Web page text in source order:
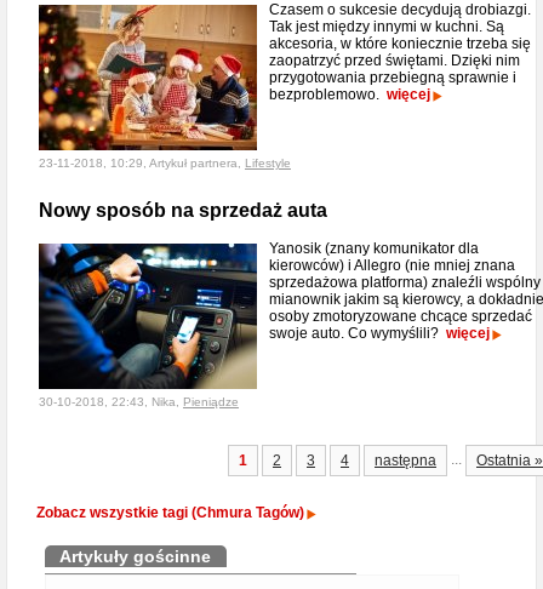
Czasem o sukcesie decydują drobiazgi.
Tak jest między innymi w kuchni. Są
akcesoria, w które koniecznie trzeba się
zaopatrzyć przed świętami. Dzięki nim
przygotowania przebiegną sprawnie i
bezproblemowo. więcej
23-11-2018, 10:29, Artykuł partnera, Lifestyle
Nowy sposób na sprzedaż auta
Yanosik (znany komunikator dla
kierowców) i Allegro (nie mniej znana
sprzedażowa platforma) znaleźli wspólny
mianownik jakim są kierowcy, a
osoby zmotoryzowane chcące sprzedać
swoje auto. Co wymyślili? więcej
30-10-2018, 22:43, Nika, Pieniądze
1 2 3 4 następna ... Ostatnia »
Zobacz wszystkie tagi (Chmura Tagów)
Artykuły gościnne